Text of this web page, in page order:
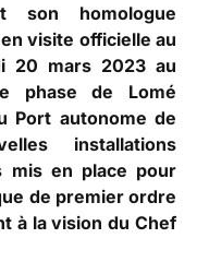
son homologue
visite officielle au
20 mars 2023 au
phase de Lomé
Port autonome de
installations
mis en place pour
de premier ordre
à la vision du Chef